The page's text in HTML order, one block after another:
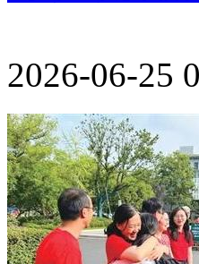
2026-06-25